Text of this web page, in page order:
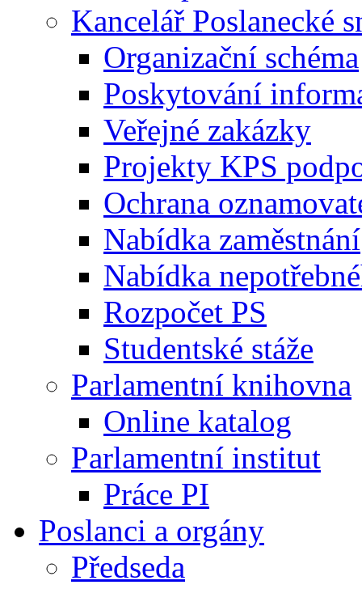
Kancelář Poslanecké
Organizační schéma
Poskytování
Veřejné zakázky
Projekty KPS
Ochrana
Nabídka zaměstnání
Nabídka
Rozpočet PS
Studentské stáže
Parlamentní knihovna
Online katalog
Parlamentní institut
Práce PI
Poslanci a orgány
Předseda